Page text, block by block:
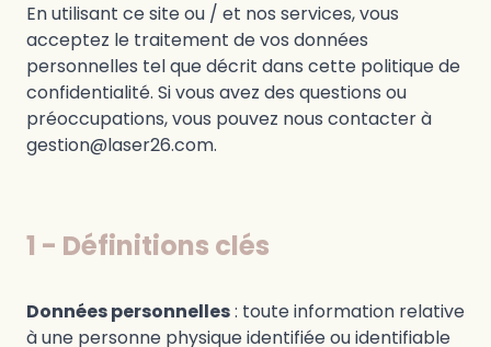
En utilisant ce site ou / et nos services, vous
acceptez le traitement de vos données
personnelles tel que décrit dans cette politique de
confidentialité. Si vous avez des questions ou
préoccupations, vous pouvez nous contacter à
gestion@laser26.com.
1 - Définitions clés
Données personnelles: toute information relative
à une personne physique identifiée ou identifiable